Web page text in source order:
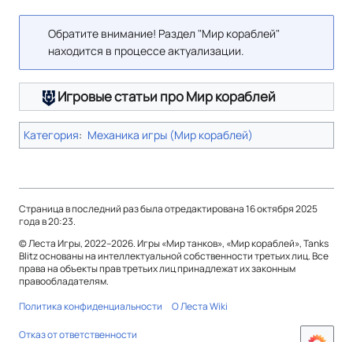
Обратите внимание! Раздел "Мир кораблей"
находится в процессе актуализации.
Игровые статьи про Мир кораблей
Категория: Механика игры (Мир кораблей)
Страница в последний раз была отредактирована 16 октября 2025
года в 20:23.
© Леста Игры, 2022–2026. Игры «Мир танков», «Мир кораблей», Tanks
Blitz основаны на интеллектуальной собственности третьих лиц. Все
права на объекты прав третьих лиц принадлежат их законным
правообладателям.
Политика конфиденциальности
О Леста Wiki
Отказ от ответственности